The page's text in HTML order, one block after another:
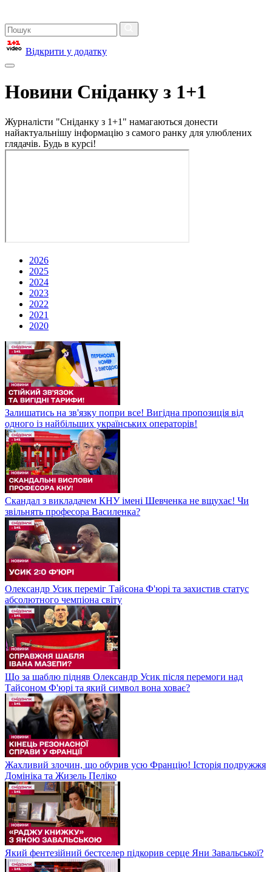
Відкрити у додатку
Новини Сніданку з 1+1
Журналісти "Сніданку з 1+1" намагаються донести
найактуальнішу інформацію з самого ранку для улюблених
глядачів. Будь в курсі!
2026
2025
2024
2023
2022
2021
2020
Залишатись на зв'язку попри все! Вигідна пропозиція від
одного із найбільших українських операторів!
Скандал з викладачем КНУ імені Шевченка не вщухає! Чи
звільнять професора Василенка?
Олександр Усик переміг Тайсона Ф'юрі та захистив статус
абсолютного чемпіона світу
Що за шаблю підняв Олександр Усик після перемоги над
Тайсоном Ф'юрі та який символ вона ховає?
Жахливий злочин, що обурив усю Францію! Історія подружжя
Домініка та Жизель Пеліко
Який фентезійний бестселер підкорив серце Яни Завальської?